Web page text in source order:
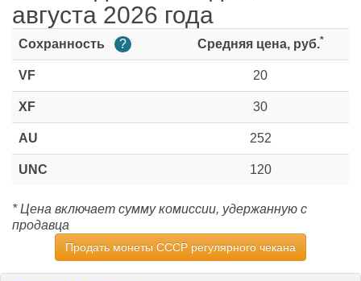
августа 2026 года
Сохранность ? Средняя цена, руб.*
VF 20
XF 30
AU 252
UNC 120
* Цена включает сумму комиссии, удержанную с
продавца
Продать монеты СССР регулярного чекана